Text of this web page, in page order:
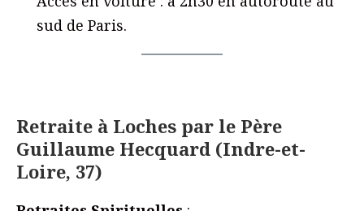
sud de Paris.
Retraite à Loches par le Père
Guillaume Hecquard (Indre-et-
Loire, 37)